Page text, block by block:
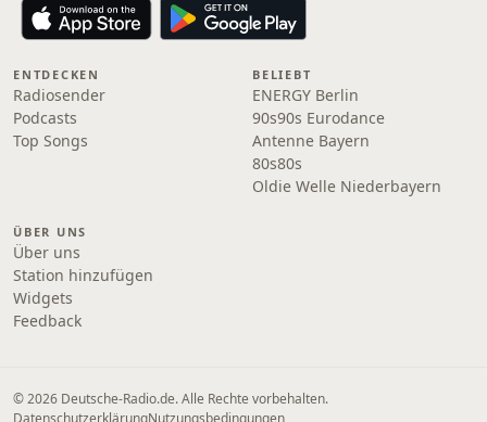
ENTDECKEN
Radiosender
Podcasts
Top Songs
BELIEBT
ENERGY Berlin
90s90s Eurodance
Antenne Bayern
80s80s
Oldie Welle Niederbayern
ÜBER UNS
Über uns
Station hinzufügen
Widgets
Feedback
© 2026 Deutsche-Radio.de. Alle Rechte vorbehalten.
DatenschutzerklärungNutzungsbedingungen